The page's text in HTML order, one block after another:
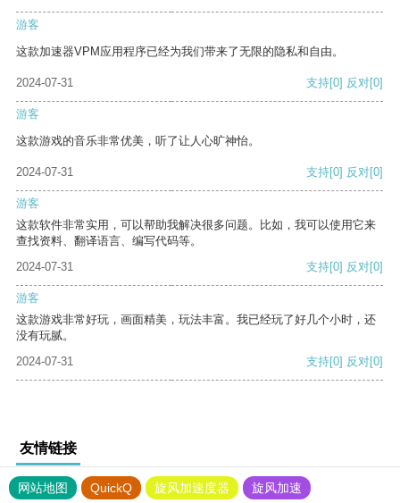
游客
这款加速器VPM应用程序已经为我们带来了无限的隐私和自由。
2024-07-31 支持[0] 反对[0]
游客
这款游戏的音乐非常优美，听了让人心旷神怡。
2024-07-31 支持[0] 反对[0]
游客
这款软件非常实用，可以帮助我解决很多问题。比如，我可以使用它来
查找资料、翻译语言、编写代码等。
2024-07-31
支持[0] 反对[0]
游客
这款游戏非常好玩，画面精美，玩法丰富。我已经玩了好几个小时，还
没有玩腻。
2024-07-31
支持[0] 反对[0]
友情链接
网站地图 QuickQ 旋风加速度器
旋风加速